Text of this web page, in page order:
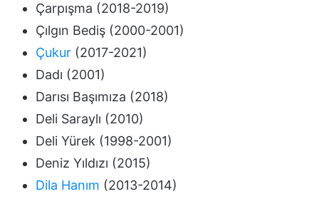
Çarpışma (2018-2019)
Çılgın Bediş (2000-2001)
Çukur (2017-2021)
Dadı (2001)
Darısı Başımıza (2018)
Deli Saraylı (2010)
Deli Yürek (1998-2001)
Deniz Yıldızı (2015)
Dila Hanım (2013-2014)